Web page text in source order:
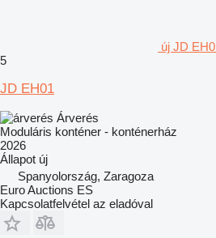
új JD
5
JD EH01
Árverés
Moduláris konténer - konténerház
2026
Állapot új
Spanyolország, Zaragoza
Euro Auctions ES
Kapcsolatfelvétel az eladóval